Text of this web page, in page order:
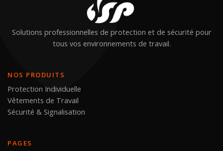
Solutions professionnelles de protection et de sécurité pour
tous vos environnements de travail.
NOS PRODUITS
Protection Individuelle
Vêtements de Travail
Sécurité & Signalisation
PAGES